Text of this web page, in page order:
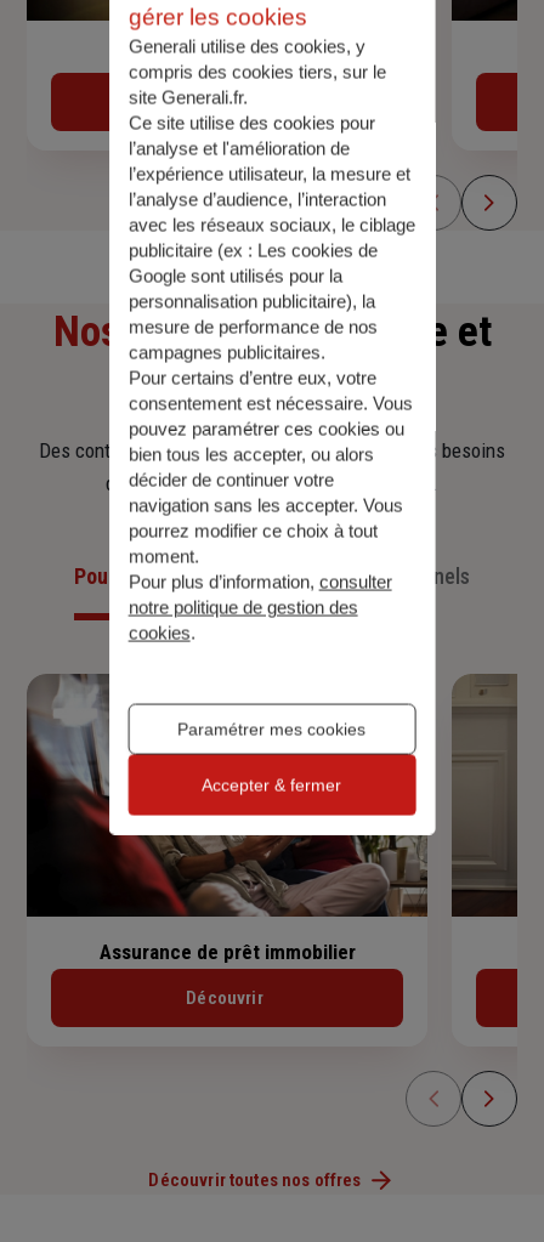
Devis assurance auto
Obtenir une estimation
Nos offresd'assurance et
d'épargne
Des contrats clairs et flexibles pour sécuriser vos besoins
d’aujourd’hui et anticiper ceux de demain.
Pour les particuliersPour les professionnels
Assurance de prêt immobilier
Découvrir
Découvrir toutes nos offres
gérer les cookies
Generali utilise des cookies, y
compris des cookies tiers, sur le
site Generali.fr.
Ce site utilise des cookies pour
l’analyse et l'amélioration de
l’expérience utilisateur, la mesure et
l’analyse d’audience, l’interaction
avec les réseaux sociaux, le ciblage
publicitaire (ex : Les cookies de
Google sont utilisés pour la
personnalisation publicitaire), la
mesure de performance de nos
campagnes publicitaires.
Pour certains d’entre eux, votre
consentement est nécessaire. Vous
pouvez paramétrer ces cookies ou
bien tous les accepter, ou alors
décider de continuer votre
navigation sans les accepter. Vous
pourrez modifier ce choix à tout
moment.
Pour plus d’information, consulter
notre politique de gestion des
cookies.
Paramétrer mes cookies
Accepter & fermer